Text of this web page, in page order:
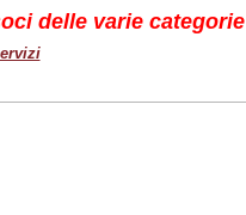
delle varie categorie